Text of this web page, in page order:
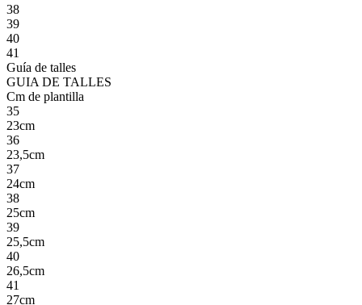
38
39
40
41
Guía de talles
GUIA DE TALLES
Cm de plantilla
35
23cm
36
23,5cm
37
24cm
38
25cm
39
25,5cm
40
26,5cm
41
27cm